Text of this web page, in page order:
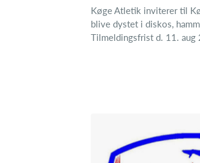
Køge Atletik inviterer til
blive dystet i diskos,
Tilmeldingsfrist d. 11.